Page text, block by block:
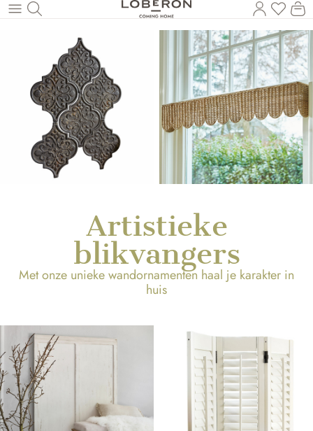
Naar de hoofdinhoud
U
Artistieke
blikvangers
Met onze unieke wandornamenten haal je karakter in
huis